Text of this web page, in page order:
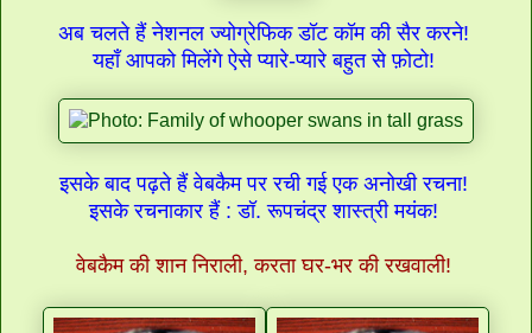
अब चलते हैं नेशनल ज्योग्रेफिक डॉट कॉम की सैर करने!
यहाँ आपको मिलेंगे ऐसे प्यारे-प्यारे बहुत से फ़ोटो!
इसके बाद पढ़ते हैं वेबकैम पर रची गई एक अनोखी रचना!
इसके रचनाकार हैं : डॉ. रूपचंद्र शास्त्री मयंक!
वेबकैम की शान निराली, करता घर-भर की रखवाली!